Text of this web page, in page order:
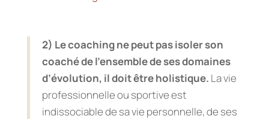
2) Le coaching ne peut pas isoler son
coaché de l’ensemble de ses domaines
d’évolution, il doit être holistique. La vie
professionnelle ou sportive est
indissociable de sa vie personnelle, de ses